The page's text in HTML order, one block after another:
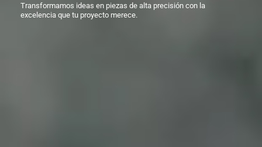
Transformamos ideas en piezas de alta precisión con la
excelencia que tu proyecto merece.